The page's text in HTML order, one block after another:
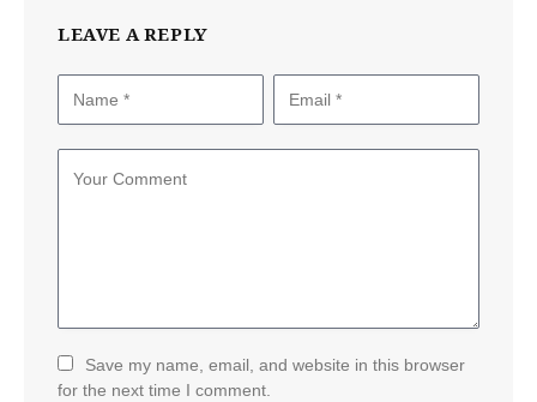
LEAVE A REPLY
Save my name, email, and website in this browser
for the next time I comment.